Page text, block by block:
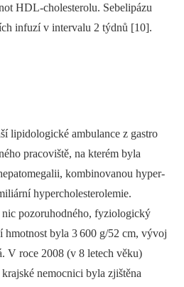
HDL-cholesterolu. Sebelipázu
infuzí v intervalu 2 týdnů [10].
lipidologické ambulance z gastro­
pracoviště, na kterém byla
kombinovanou hyper­
hypercholesterol­emie.
pozoruhodného, fyziologický
hmotnost byla 3600 g/52 cm, vývoj
V roce 2008 (v 8 letech věku)
nemocnici byla zjištěna